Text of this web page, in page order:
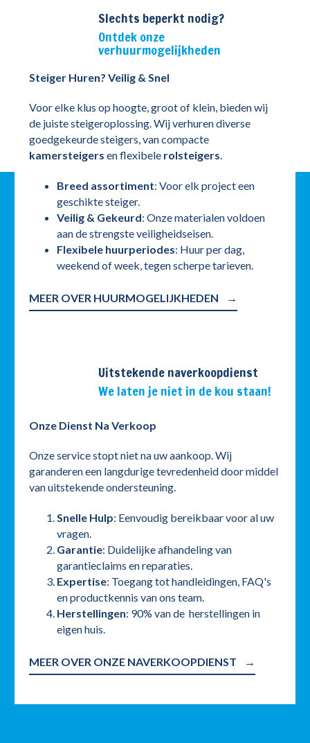
Slechts beperkt nodig?
Ontdek onze
verhuurmogelijkheden
Steiger Huren? Veilig & Snel
Voor elke klus op hoogte, groot of klein, bieden wij
de juiste steigeroplossing. Wij verhuren diverse
goedgekeurde steigers, van compacte
kamersteigers en flexibele rolsteigers.
Breed assortiment: Voor elk project een
geschikte steiger.
Veilig & Gekeurd: Onze materialen voldoen
aan de strengste veiligheidseisen.
Flexibele huurperiodes: Huur per dag,
weekend of week, tegen scherpe tarieven.
MEER OVER HUURMOGELIJKHEDEN
Uitstekende naverkoopdienst
We laten je niet in de kou staan!
Onze Dienst Na Verkoop
Onze service stopt niet na uw aankoop. Wij
garanderen een langdurige tevredenheid door middel
van uitstekende ondersteuning.
Snelle Hulp: Eenvoudig bereikbaar voor al uw
vragen.
Garantie: Duidelijke afhandeling van
garantieclaims en reparaties.
Expertise: Toegang tot handleidingen, FAQ's
en productkennis van ons team.
Herstellingen: 90% van de herstellingen in
eigen huis.
MEER OVER ONZE NAVERKOOPDIENST